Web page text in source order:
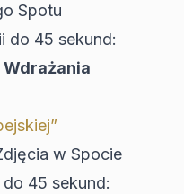
Spotu
do 45 sekund:
w Spocie
45 sekund: